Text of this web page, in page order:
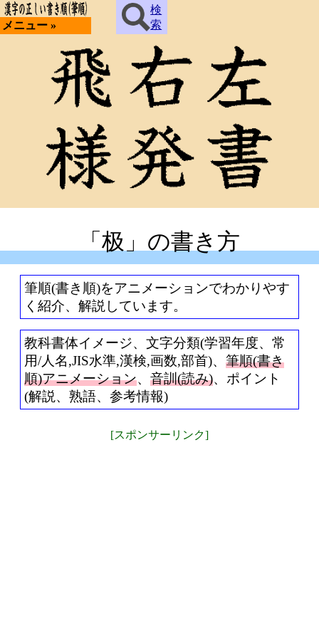
メニュー »
検
索
「极」の書き方
筆順(書き順)をアニメーションでわかりやす
く紹介、解説しています。
教科書体イメージ、文字分類(学習年度、常
用/人名,JIS水準,漢検,画数,部首)、 筆順(書き
順)アニメーション、 音訓(読み)、ポイント
(解説、熟語、参考情報)
[スポンサーリンク]